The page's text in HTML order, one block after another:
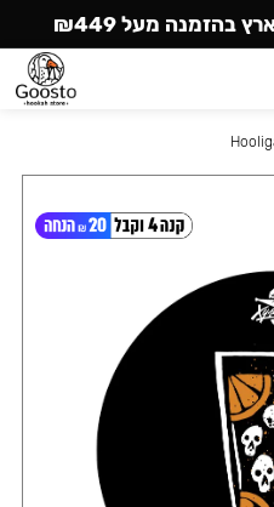
בהזמנה מעל ₪449